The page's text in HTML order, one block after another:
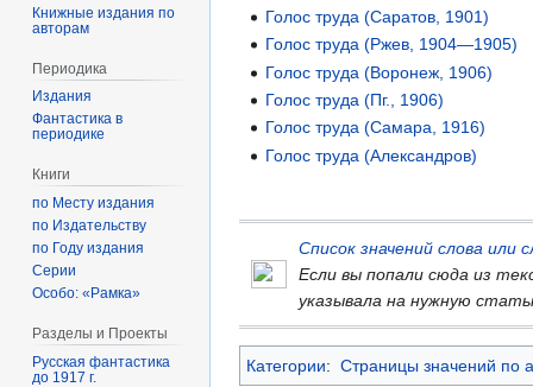
Голос труда (Саратов, 1901)
Голос труда (Ржев, 1904—1905)
Голос труда (Воронеж, 1906)
Голос труда (Пг., 1906)
Голос труда (Самара, 1916)
Голос труда (Александров)
Список значений слова
Если вы попали сюда из
указывала на нужную
Категории: Страницы значений по
Книжные издания по
авторам
Периодика
Издания
Фантастика в
периодике
Книги
по Месту издания
по Издательству
по Году издания
Серии
Особо: «Рамка»
Разделы и Проекты
Русская фантастика
до 1917 г.